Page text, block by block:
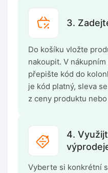
3.
Do košíku vložte
nakoupit. V
přepište kód do
je kód platný, sleva
z ceny produktu
4.
Vyberte si konkrétní